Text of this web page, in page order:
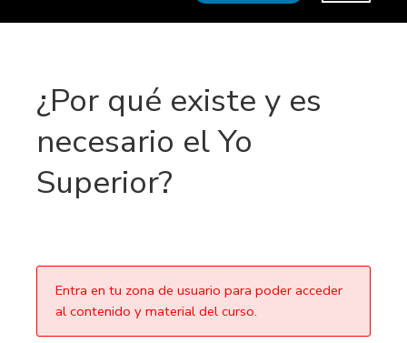
¿Por qué existe y es
necesario el Yo
Superior?
Entra en tu zona de usuario para poder acceder
al contenido y material del curso.